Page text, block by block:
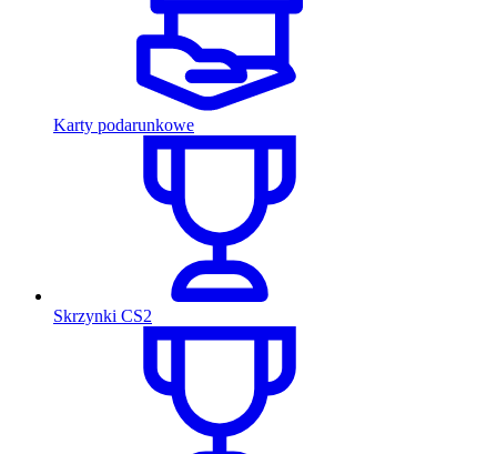
Karty podarunkowe
Skrzynki CS2